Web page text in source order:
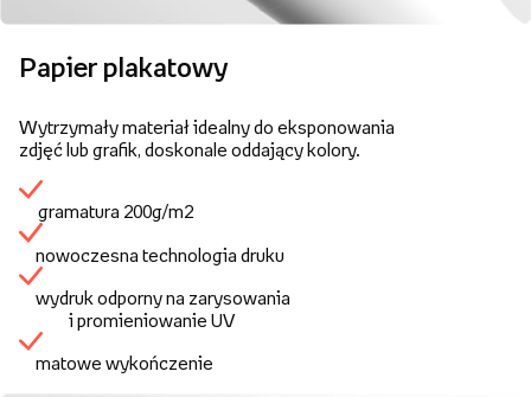
Papier plakatowy
Wytrzymały materiał idealny do eksponowania
zdjęć lub grafik, doskonale oddający kolory.
gramatura 200g/m2
nowoczesna technologia druku
wydruk odporny na zarysowania
i promieniowanie UV
matowe wykończenie